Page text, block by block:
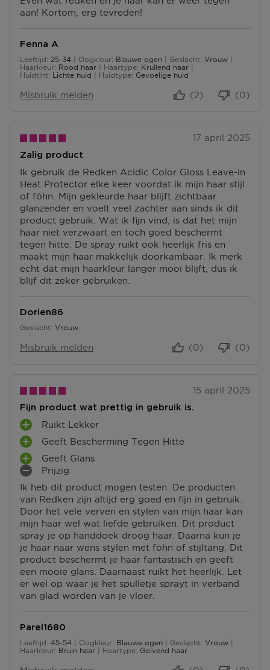
aan! Kortom, erg tevreden!
Fenna A
Leeftijd
25 tot 3425-34 Oogkleur Blauwe ogen Geslacht
Vrouw
Haarkleur
Rood haar Haartype
Krullend haar
Huidtint
Lichte huid Huidtype Gevoelige huid
Misbruik melden (0)
(2)
17 april 2025
Zalig product
Ik gebruik de Redken Acidic Color Gloss Leave-in
Heat Protector elke keer voordat ik mijn haar stijl
of föhn. Mijn gekleurde haar blijft zichtbaar
glanzender en voelt veel zachter aan sinds ik dit
product gebruik. Wat ik fijn vind, is dat het mijn
haar niet verzwaart en toch goed beschermt
tegen hitte. De spray ruikt ook heerlijk fris en
maakt mijn haar makkelijk doorkambaar. Ik merk
echt dat mijn haarkleur langer mooi blijft, dus ik
blijf dit zeker gebruiken.
Dorien86
Geslacht Vrouw
Misbruik melden (0)
(0)
15 april 2025
Fijn product wat prettig in gebruik is.
Ik heb dit product mogen testen. De producten
van Redken zijn altijd erg goed en fijn in gebruik.
Door het vele verven en stylen van mijn haar kan
mijn haar wel wat liefde gebruiken. Dit product
spray je op handdoek droog haar. Daarna kun je
je haar naar wens stylen met föhn of stijltang. Dit
product beschermt je haar fantastisch en geeft
een mooie glans. Daarnaast ruikt het heerlijk. Let
er wel op waar je het spulletje sprayt in verband
van glad worden van je vloer.
P
L
U
S
P
U
N
T
E
N
Ruikt Lekker
P
L
U
S
U
E
N
Geeft Bescherming Tegen Hitte
P
L
U
S
P
U
N
T
E
N
Geeft Glans
M
N
P
U
N
T
E
N
Prijzig
Parel1680
Leeftijd
45 tot 5445-54 Oogkleur Blauwe ogen Geslacht
Vrouw
Haarkleur
Bruin haar Haartype Golvend haar